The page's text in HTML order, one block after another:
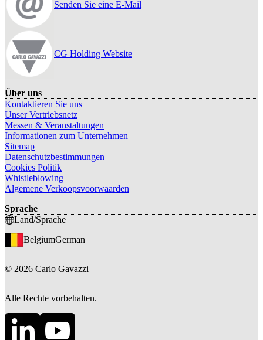
Senden Sie eine E-Mail
CG Holding Website
Über uns
Kontaktieren Sie uns
Unser Vertriebsnetz
Messen & Veranstaltungen
Informationen zum Unternehmen
Sitemap
Datenschutzbestimmungen
Cookies Politik
Whistleblowing
Algemene Verkoopsvoorwaarden
Sprache
Land/Sprache
BelgiumGerman
© 2026 Carlo Gavazzi
Alle Rechte vorbehalten.